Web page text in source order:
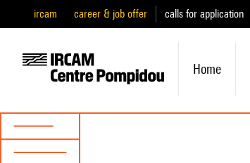
ircam career & job offer calls for application
Home